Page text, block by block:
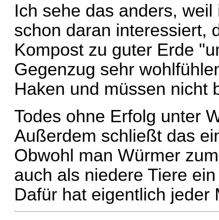
Ich sehe das anders,
schon daran interessiert,
Kompost zu guter Erde
Gegenzug sehr
Haken und müssen nicht
Todes ohne Erfolg unter
Außerdem schließt das
Obwohl man Würmer
auch als niedere Tiere
Dafür hat eigentlich jeder